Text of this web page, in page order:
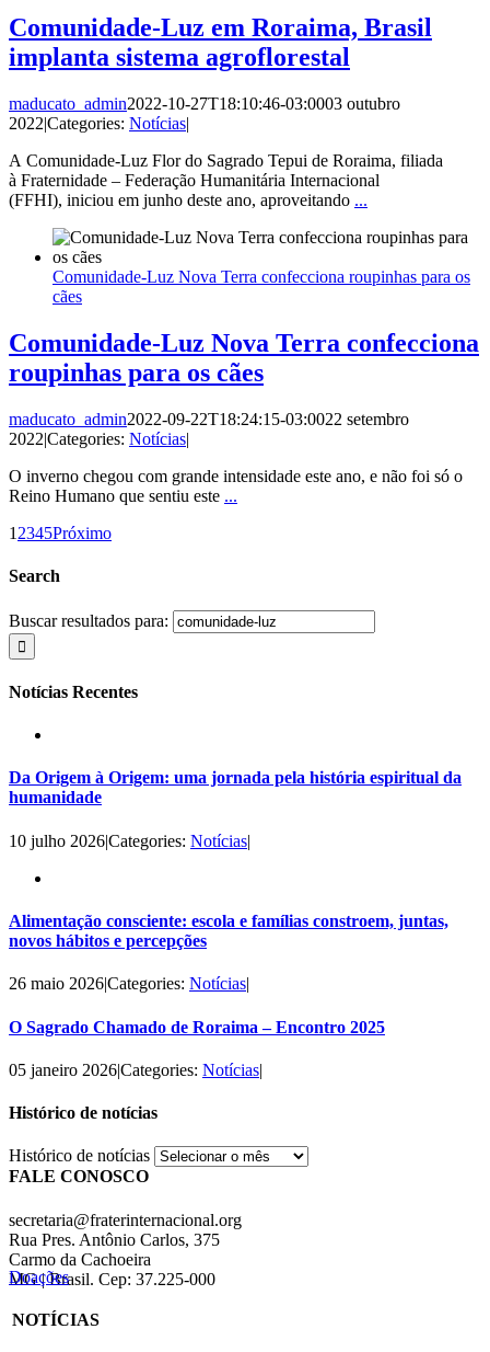
Comunidade-Luz em Roraima, Brasil
implanta sistema agroflorestal
maducato_admin2022-10-27T18:10:46-03:0003 outubro
2022|Categories: Notícias|
A Comunidade-Luz Flor do Sagrado Tepui de Roraima, filiada
à Fraternidade – Federação Humanitária Internacional
(FFHI), iniciou em junho deste ano, aproveitando ...
Comunidade-Luz Nova Terra confecciona roupinhas para os
cães
Comunidade-Luz Nova Terra confecciona
roupinhas para os cães
maducato_admin2022-09-22T18:24:15-03:0022 setembro
2022|Categories: Notícias|
O inverno chegou com grande intensidade este ano, e não foi só o
Reino Humano que sentiu este ...
1 2345Próximo
Search
Buscar resultados para:
Notícias Recentes
Da Origem à Origem: uma jornada pela história espiritual da
humanidade
10 julho 2026|Categories: Notícias|
Alimentação consciente: escola e famílias constroem, juntas,
novos hábitos e percepções
26 maio 2026|Categories: Notícias|
O Sagrado Chamado de Roraima – Encontro 2025
05 janeiro 2026|Categories: Notícias|
Histórico de notícias
Histórico de notícias
FALE CONOSCO
secretaria@fraterinternacional.org
Rua Pres. Antônio Carlos, 375
Carmo da Cachoeira
MG | Brasil. Cep: 37.225-000
Doações
NOTÍCIAS